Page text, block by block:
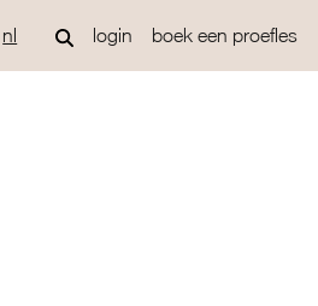
nl login boek een proefles